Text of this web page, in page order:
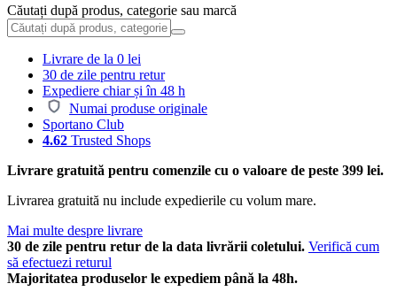
Căutați după produs, categorie sau marcă
Livrare de la 0 lei
30 de zile pentru retur
Expediere chiar și în 48 h
Numai produse originale
Sportano Club
4.62 Trusted Shops
Livrare gratuită pentru comenzile cu o valoare de peste 399 lei.
Livrarea gratuită nu include expedierile cu volum mare.
Mai multe despre livrare
30 de zile pentru retur de la data livrării coletului. Verifică cum
să efectuezi returul
Majoritatea produselor le expediem până la 48h.